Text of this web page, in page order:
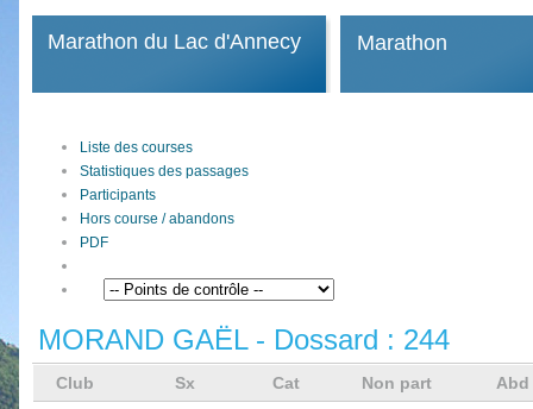
Marathon du Lac d'Annecy Marathon
Liste des courses
Statistiques des passages
Participants
Hors course / abandons
PDF
MORAND GAËL- Dossard : 244
Club Sx Cat Non part
Abd